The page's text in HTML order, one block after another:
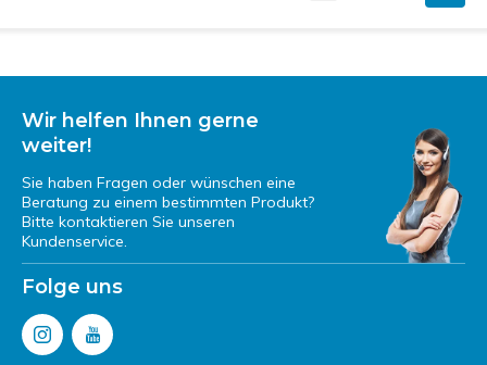
Wir helfen Ihnen gerne
weiter!
Sie haben Fragen oder wünschen eine
Beratung zu einem bestimmten Produkt?
Bitte kontaktieren Sie unseren
Kundenservice.
Folge uns